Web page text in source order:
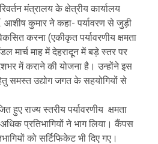
मंत्रालय के क्षेत्रीय कार्यालय
कुमार ने कहा- पर्यावरण से जुड़ी
करना (एकीकृत पर्यावरणीय क्षमता
मार्च माह में देहरादून में बड़े स्तर पर
में कराने की योजना है। उन्होंने इस
समस्त उद्योग जगत के सहयोगियों से
राज्य स्तरीय पर्यावरणीय क्षमता
अधिक प्रतिभागियों ने भाग लिया। कैंपस
को सर्टिफिकेट भी दिए गए।